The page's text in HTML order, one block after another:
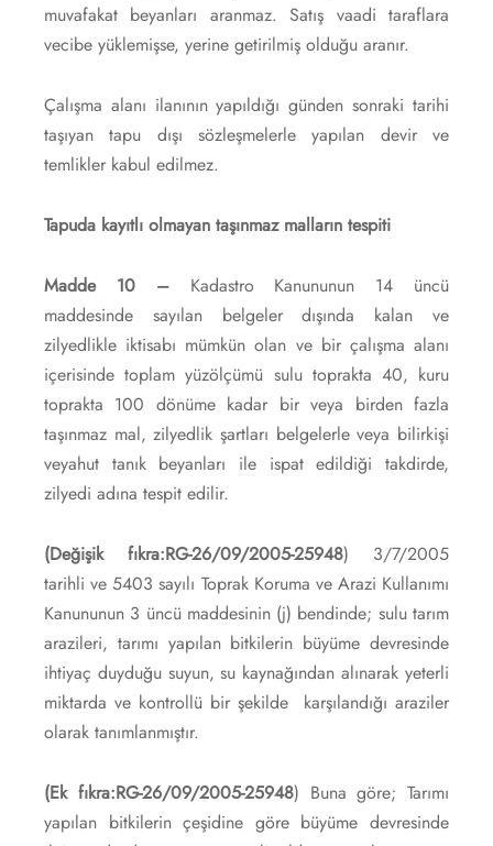
muvafakat beyanları aranmaz. Satış vaadi taraflara
vecibe yüklemişse, yerine getirilmiş olduğu aranır.
Çalışma alanı ilanının yapıldığı günden sonraki tarihi
taşıyan tapu dışı sözleşmelerle yapılan devir ve
temlikler kabul edilmez.
Tapuda kayıtlı olmayan taşınmaz malların tespiti
Madde 10 –Kadastro Kanununun 14 üncü
maddesinde sayılan belgeler dışında kalan ve
zilyedlikle iktisabı mümkün olan ve bir çalışma alanı
içerisinde toplam yüzölçümü sulu toprakta 40, kuru
toprakta 100 dönüme kadar bir veya birden fazla
taşınmaz mal, zilyedlik şartları belgelerle veya bilirkişi
veyahut tanık beyanları ile ispat edildiği takdirde,
zilyedi adına tespit edilir.
(Değişik fıkra:RG-26/09/2005-25948) 3/7/2005
tarihli ve 5403 sayılı Toprak Koruma ve Arazi Kullanımı
Kanununun 3 üncü maddesinin (j) bendinde; sulu tarım
arazileri, tarımı yapılan bitkilerin büyüme devresinde
ihtiyaç duyduğu suyun, su kaynağından alınarak yeterli
miktarda ve kontrollü bir şekilde karşılandığı araziler
olarak tanımlanmıştır.
(Ek fıkra:RG-26/09/2005-25948) Buna göre; Tarımı
yapılan bitkilerin çeşidine göre büyüme devresinde